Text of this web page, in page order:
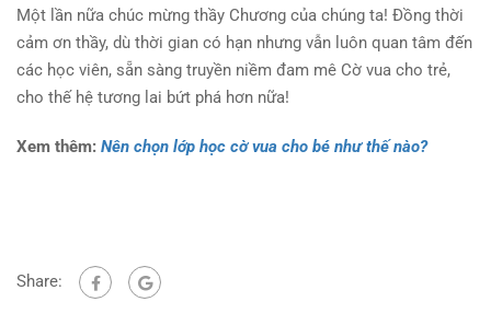
Một lần nữa chúc mừng thầy Chương của chúng ta! Đồng thời
cảm ơn thầy, dù thời gian có hạn nhưng vẫn luôn quan tâm đến
các học viên, sẵn sàng truyền niềm đam mê Cờ vua cho trẻ,
cho thế hệ tương lai bứt phá hơn nữa!
Xem thêm: Nên chọn lớp học cờ vua cho bé như thế nào?
Share: